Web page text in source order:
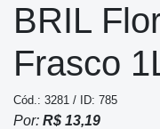
BRIL
Frasco
Cód.: 3281 / ID: 785
Por: R$ 13,19